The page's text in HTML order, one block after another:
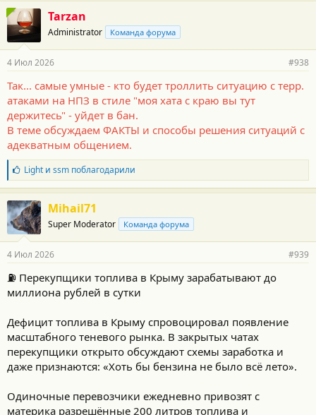
г
о
д
а
н
с
т
и
Tarzan
Administrator Команда форума
4 Июл 2026 #938
Так... самые умные - кто будет троллить ситуацию с терр.
атаками на НПЗ в стиле "моя хата с краю вы тут
держитесь" - уйдет в бан.
В теме обсуждаем ФАКТЫ и способы решения ситуаций с
адекватным общением.
Б
л
а
г
о
д
а
н
с
т
:
Lightи ssmпоблагодарили
Mihail71
Super Moderator Команда форума
4 Июл 2026 #939
⛽️ Перекупщики топлива в Крыму зарабатывают до
миллиона рублей в сутки
Дефицит топлива в Крыму спровоцировал появление
масштабного теневого рынка. В закрытых чатах
перекупщики открыто обсуждают схемы заработка и
даже признаются: «Хоть бы бензина не было всё лето».
Одиночные перевозчики ежедневно привозят с
материка разрешённые 200 литров топлива и